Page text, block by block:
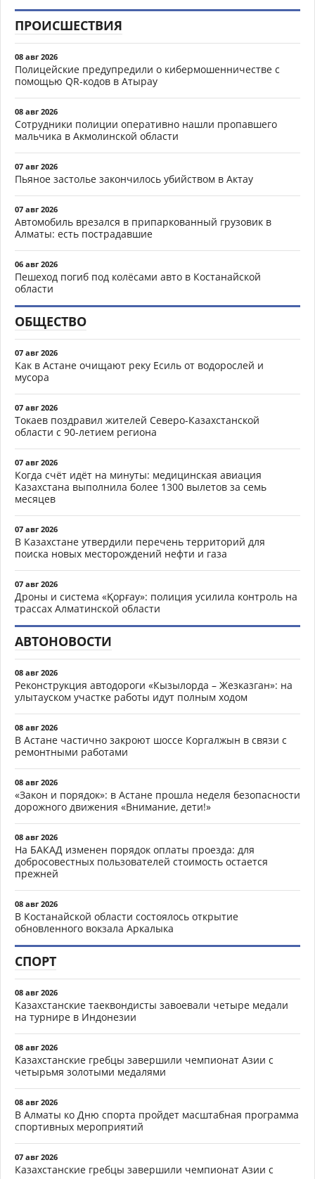
ПРОИСШЕСТВИЯ
08 авг 2026
Полицейские предупредили о кибермошенничестве с
помощью QR-кодов в Атырау
08 авг 2026
Сотрудники полиции оперативно нашли пропавшего
мальчика в Акмолинской области
07 авг 2026
Пьяное застолье закончилось убийством в Актау
07 авг 2026
Автомобиль врезался в припаркованный грузовик в
Алматы: есть пострадавшие
06 авг 2026
Пешеход погиб под колёсами авто в Костанайской
области
ОБЩЕСТВО
07 авг 2026
Как в Астане очищают реку Есиль от водорослей и
мусора
07 авг 2026
Токаев поздравил жителей Северо-Казахстанской
области с 90-летием региона
07 авг 2026
Когда счёт идёт на минуты: медицинская авиация
Казахстана выполнила более 1300 вылетов за семь
месяцев
07 авг 2026
В Казахстане утвердили перечень территорий для
поиска новых месторождений нефти и газа
07 авг 2026
Дроны и система «Қорғау»: полиция усилила контроль на
трассах Алматинской области
АВТОНОВОСТИ
08 авг 2026
Реконструкция автодороги «Кызылорда – Жезказган»: на
улытауском участке работы идут полным ходом
08 авг 2026
В Астане частично закроют шоссе Коргалжын в связи с
ремонтными работами
08 авг 2026
«Закон и порядок»: в Астане прошла неделя безопасности
дорожного движения «Внимание, дети!»
08 авг 2026
На БАКАД изменен порядок оплаты проезда: для
добросовестных пользователей стоимость остается
прежней
08 авг 2026
В Костанайской области состоялось открытие
обновленного вокзала Аркалыка
СПОРТ
08 авг 2026
Казахстанские таеквондисты завоевали четыре медали
на турнире в Индонезии
08 авг 2026
Казахстанские гребцы завершили чемпионат Азии с
четырьмя золотыми медалями
08 авг 2026
В Алматы ко Дню спорта пройдет масштабная программа
спортивных мероприятий
07 авг 2026
Казахстанские гребцы завершили чемпионат Азии с